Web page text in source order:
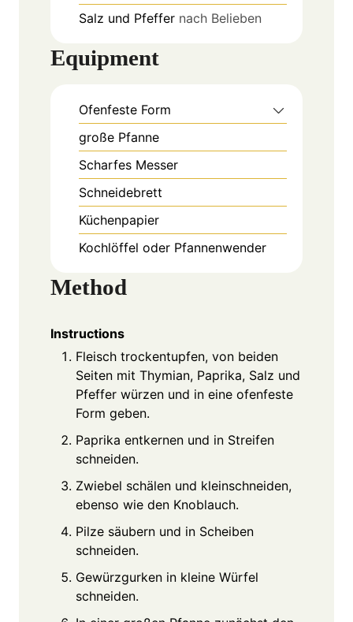
Salz und Pfeffer nach Belieben
Equipment
Ofenfeste Form
große Pfanne
Scharfes Messer
Schneidebrett
Küchenpapier
Kochlöffel oder Pfannenwender
Method
Instructions
Fleisch trockentupfen, von beiden
Seiten mit Thymian, Paprika, Salz und
Pfeffer würzen und in eine ofenfeste
Form geben.
Paprika entkernen und in Streifen
schneiden.
Zwiebel schälen und kleinschneiden,
ebenso wie den Knoblauch.
Pilze säubern und in Scheiben
schneiden.
Gewürzgurken in kleine Würfel
schneiden.